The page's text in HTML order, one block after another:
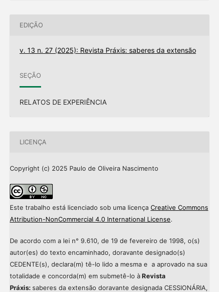
EDIÇÃO
v. 13 n. 27 (2025): Revista Práxis: saberes da extensão
SEÇÃO
RELATOS DE EXPERIÊNCIA
LICENÇA
Copyright (c) 2025 Paulo de Oliveira Nascimento
Este trabalho está licenciado sob uma licença Creative Commons
Attribution-NonCommercial 4.0 International License.
De acordo com a lei n° 9.610, de 19 de fevereiro de 1998, o(s)
autor(es) do texto encaminhado, doravante designado(s)
CEDENTE(s), declara(m) tê-lo lido a mesma e a aprovado na sua
totalidade e concorda(m) em submetê-lo àRevista
Práxis: saberes da extensão doravante designada CESSIONÁRIA,